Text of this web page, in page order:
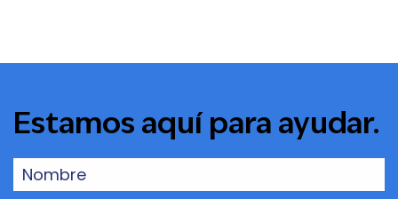
Estamos aquí para ayudar.
Nombre(Obligatorio)